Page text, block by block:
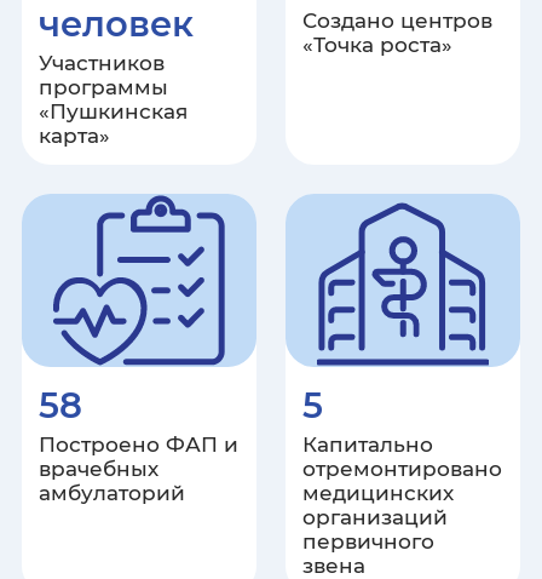
Орловская область
Пензенская область
Приморский край
Псковская область
Ростовская область
Рязанская область
Самарская область
человек
Участников
программы
«Пушкинская
карта»
Создано центров
«Точка роста»
58
Построено ФАП и
врачебных
амбулаторий
5
Капитально
отремонтировано
медицинских
организаций
первичного
звена